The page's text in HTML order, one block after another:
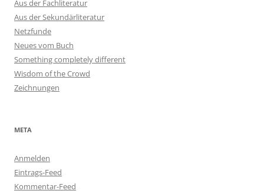
Aus der Fachliteratur
Aus der Sekundärliteratur
Netzfunde
Neues vom Buch
Something completely different
Wisdom of the Crowd
Zeichnungen
META
Anmelden
Eintrags-Feed
Kommentar-Feed